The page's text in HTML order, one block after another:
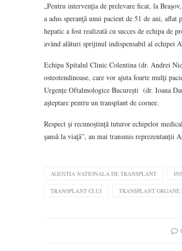
„Pentru intervenţia de prelevare ficat, la
a adus speranţă unui pacient de 51 de ani,
hepatic a fost realizată cu succes de echipa
având alături sprijinul indispensabil al echipei
Echipa Spitalul Clinic Colentina (dr. Andrei
osteotendinoase, care vor ajuta foarte mulţi
Urgențe Oftalmologice București (dr. Ioana
aşteptare pentru un transplant de cornee.
Respect și recunoștință tuturor echipelor
şansă la viaţă”, au mai transmis reprezentanții
AGENTIA NATIONALA DE TRANSPLANT
TRANSPLANT CLUJ TRANSPLANT ORGANE